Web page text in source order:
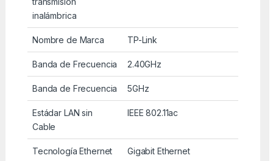
inalámbrica
Nombre de Marca TP-Link
Banda de Frecuencia 2.40GHz
Banda de Frecuencia 5GHz
Estádar LAN sin
Cable
IEEE 802.11ac
Tecnología Ethernet Gigabit Ethernet